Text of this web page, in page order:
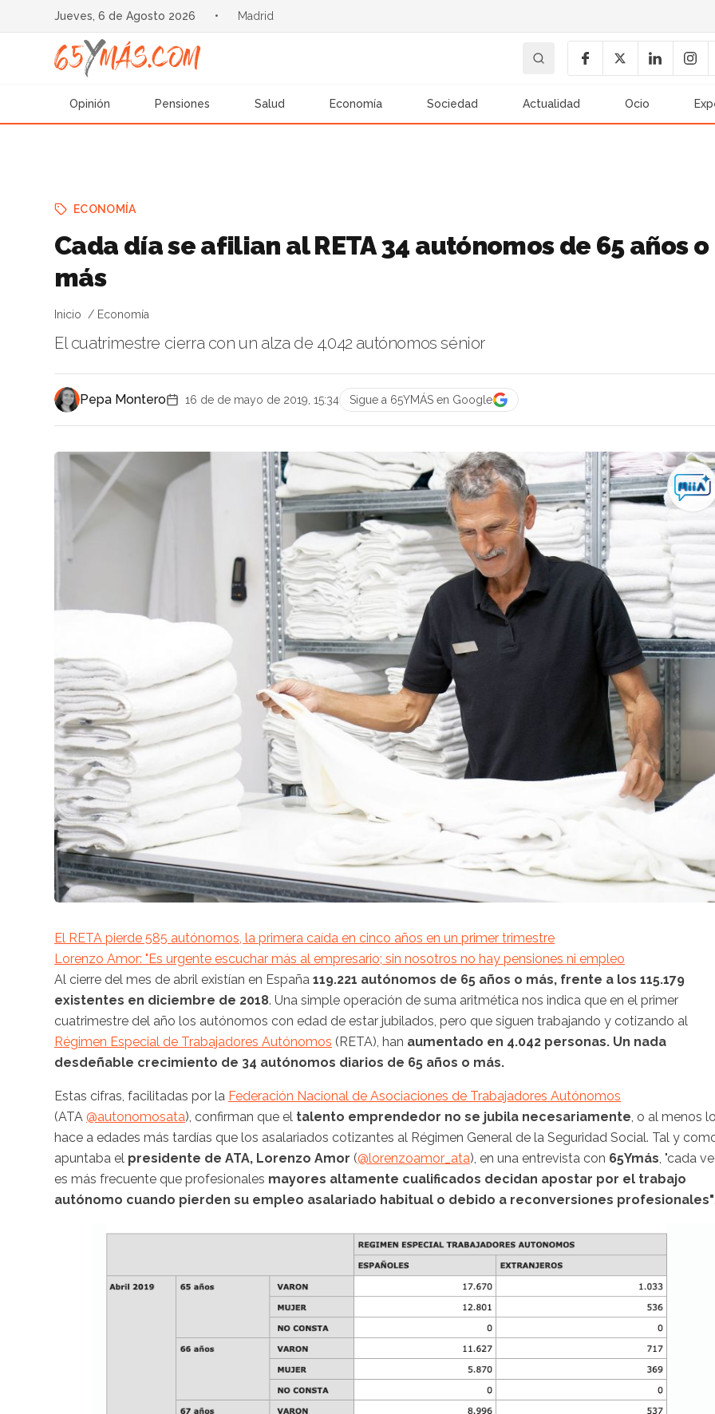
Jueves, 6 de Agosto 2026 • Madrid
Opinión Pensiones Salud Economía Sociedad Actualidad Ocio
ECONOMÍA
Cada día se afilian al RETA 34 autónomos de 65 años o
más
Inicio Economía
El cuatrimestre cierra con un alza de 4.042 autónomos sénior
Pepa Montero 16 de de mayo de 2019, 15:34 Sigue a 65YMÁS en Google
El RETA pierde 585 autónomos, la primera caída en cinco años en un primer trimestre
Lorenzo Amor: "Es urgente escuchar más al empresario; sin nosotros no hay pensiones ni empleo
Al cierre del mes de abril existían en España 119.221 autónomos de 65 años o más, frente a los 115.179
existentes en diciembre de 2018. Una simple operación de suma aritmética nos indica que en el primer
cuatrimestre del año los autónomos con edad de estar jubilados, pero que siguen trabajando y cotizando al
Régimen Especial de Trabajadores Autónomos (RETA), han aumentado en 4.042 personas. Un nada
desdeñable crecimiento de 34 autónomos diarios de 65 años o más.
Estas cifras, facilitadas por la Federación Nacional de Asociaciones de Trabajadores Autónomos
(ATA @autonomosata), confirman que el talento emprendedor no se jubila necesariamente , o al menos lo
hace a edades más tardías que los asalariados cotizantes al Régimen General de la Seguridad Social. Tal y
apuntaba el presidente de ATA, Lorenzo Amor (@lorenzoamor_ata), en una entrevista con 65Ymás , "cada
es más frecuente que profesionales mayores altamente cualificados decidan apostar por el trabajo
autónomo cuando pierden su empleo asalariado habitual o debido a reconversiones profesionales"